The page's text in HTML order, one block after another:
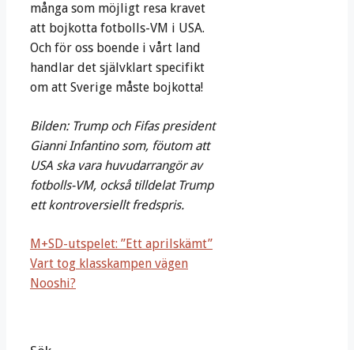
många som möjligt resa kravet
att bojkotta fotbolls-VM i USA.
Och för oss boende i vårt land
handlar det självklart specifikt
om att Sverige måste bojkotta!
Bilden: Trump och Fifas president
Gianni Infantino som, föutom att
USA ska vara huvudarrangör av
fotbolls-VM, också tilldelat Trump
ett kontroversiellt fredspris.
M+SD-utspelet: ”Ett aprilskämt”
Vart tog klasskampen vägen
Nooshi?